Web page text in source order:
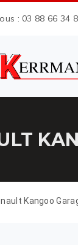
: 03 88 66 34
Kangoo